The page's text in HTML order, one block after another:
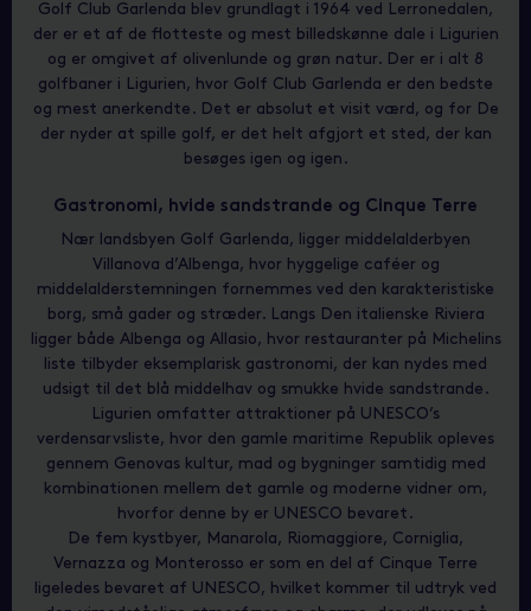
Golf Club Garlenda blev grundlagt i 1964 ved Lerronedalen,
der er et af de flotteste og mest billedskønne dale i Ligurien
og er omgivet af olivenlunde og grøn natur. Der er i alt 8
golfbaner i Ligurien, hvor Golf Club Garlenda er den bedste
og mest anerkendte. Det er absolut et visit værd, og for De
der nyder at spille golf, er det helt afgjort et sted, der kan
besøges igen og igen.
Gastronomi, hvide sandstrande og Cinque Terre
Nær landsbyen Golf Garlenda, ligger middelalderbyen
Villanova d’Albenga, hvor hyggelige caféer og
middelalderstemningen fornemmes ved den karakteristiske
borg, små gader og stræder. Langs Den italienske Riviera
ligger både Albenga og Allasio, hvor restauranter på Michelins
liste tilbyder eksemplarisk gastronomi, der kan nydes med
udsigt til det blå middelhav og smukke hvide sandstrande.
Ligurien omfatter attraktioner på UNESCO’s
verdensarvsliste, hvor den gamle maritime Republik opleves
gennem Genovas kultur, mad og bygninger samtidig med
kombinationen mellem det gamle og moderne vidner om,
hvorfor denne by er UNESCO bevaret.
De fem kystbyer, Manarola, Riomaggiore, Corniglia,
Vernazza og Monterosso er som en del af Cinque Terre
ligeledes bevaret af UNESCO, hvilket kommer til udtryk ved